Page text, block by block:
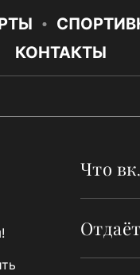
КОНТАКТЫ
Что